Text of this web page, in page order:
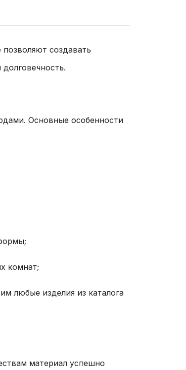
создавать
Основные особенности
комнат;
любые изделия из каталога
материал успешно